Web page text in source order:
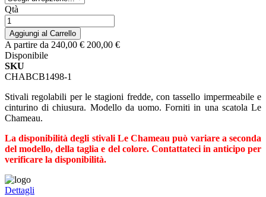
Qtà
Aggiungi al Carrello
A partire da 240,00 € 200,00 €
Disponibile
SKU
CHABCB1498-1
Stivali regolabili per le stagioni fredde, con tassello impermeabile e
cinturino di chiusura. Modello da uomo. Forniti in una scatola Le
Chameau.
La disponibilità degli stivali Le Chameau può variare a seconda
del modello, della taglia e del colore. Contattateci in anticipo per
verificare la disponibilità.
Dettagli